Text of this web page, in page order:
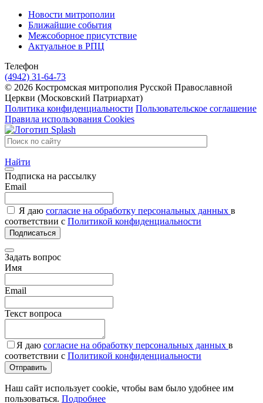
Новости митрополии
Ближайшие события
Межсоборное присутствие
Актуальное в РПЦ
Телефон
(4942) 31-64-73
© 2026 Костромская митрополия Русской Православной
Церкви (Московский Патриархат)
Политика конфиденциальности Пользовательское соглашение
Правила использования Cookies
Найти
Подписка на рассылку
Email
Я даю согласие на обработку персональных данных в
соответствии с Политикой конфиденциальности
Подписаться
Задать вопрос
Имя
Email
Текст вопроса
Я даю согласие на обработку персональных данных в
соответствии с Политикой конфиденциальности
Отправить
Наш сайт использует cookie, чтобы вам было удобнее им
пользоваться. Подробнее